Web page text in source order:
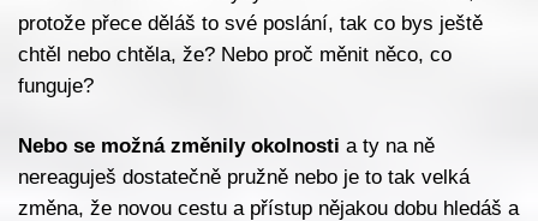
protože přece děláš to své poslání, tak co bys ještě
chtěl nebo chtěla, že? Nebo proč měnit něco, co
funguje?
Nebo se možná změnily okolnosti a ty na ně
nereaguješ dostatečně pružně nebo je to tak velká
změna, že novou cestu a přístup nějakou dobu hledáš a